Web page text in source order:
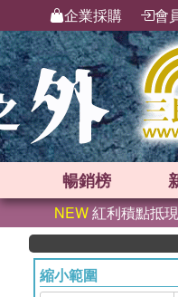
企業採購 會
暢銷榜
NEW紅利積點抵
縮小範圍